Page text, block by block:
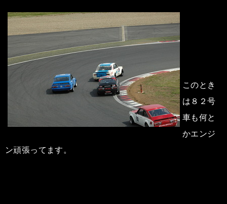
このとき
は８２号
車も何と
かエンジ
ン頑張ってます。